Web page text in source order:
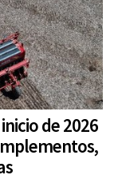
de 2026